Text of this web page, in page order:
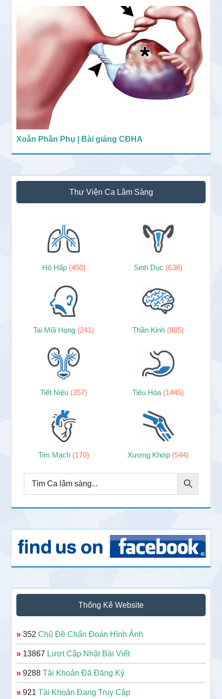
Xoắn Phần Phụ | Bài giảng CĐHA
Thư Viện Ca Lâm Sàng
Hô Hấp (450) Sinh Dục (638)
Tai Mũi Họng (241) Thần Kinh (885)
Tiết Niệu (357) Tiêu Hóa (1445)
Tim Mạch (170) Xương Khớp (544)
Thống Kê Website
» 352Chủ Đề Chẩn Đoán Hình Ảnh
» 13867 Lượt Cập Nhật Bài Viết
» 9288Tài Khoản Đã Đăng Ký
» 921Tài Khoản Đang Truy Cập